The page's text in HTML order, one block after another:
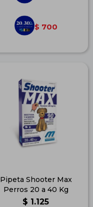
$ 700
Pipeta Shooter Max
Perros 20 a 40 Kg
$ 1.125